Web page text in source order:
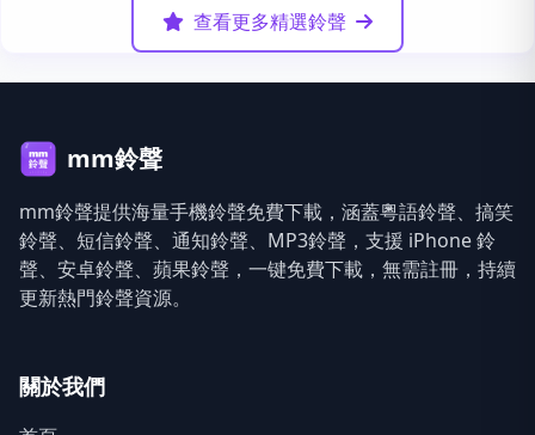
查看更多精選鈴聲
mm鈴聲
mm鈴聲提供海量手機鈴聲免費下載，涵蓋粵語鈴聲、搞笑
鈴聲、短信鈴聲、通知鈴聲、MP3鈴聲，支援 iPhone 鈴
聲、安卓鈴聲、蘋果鈴聲，一键免費下載，無需註冊，持續
更新熱門鈴聲資源。
關於我們